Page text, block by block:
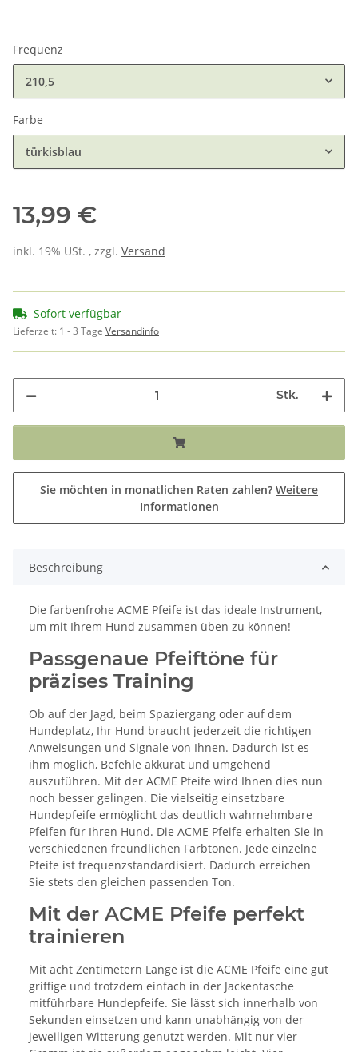
Frequenz
210,5
Farbe
türkisblau
13,99 €
inkl. 19% USt. , zzgl. Versand
Sofort verfügbar
Lieferzeit: 1 - 3 Tage Versandinfo
Stk.
Sie möchten in monatlichen Raten zahlen? Weitere
Informationen
Beschreibung
Die farbenfrohe ACME Pfeife ist das ideale Instrument,
um mit Ihrem Hund zusammen üben zu können!
Passgenaue Pfeiftöne für
präzises Training
Ob auf der Jagd, beim Spaziergang oder auf dem
Hundeplatz, Ihr Hund braucht jederzeit die richtigen
Anweisungen und Signale von Ihnen. Dadurch ist es
ihm möglich, Befehle akkurat und umgehend
auszuführen. Mit der ACME Pfeife wird Ihnen dies nun
noch besser gelingen. Die vielseitig einsetzbare
Hundepfeife ermöglicht das deutlich wahrnehmbare
Pfeifen für Ihren Hund. Die ACME Pfeife erhalten Sie in
verschiedenen freundlichen Farbtönen. Jede einzelne
Pfeife ist frequenzstandardisiert. Dadurch erreichen
Sie stets den gleichen passenden Ton.
Mit der ACME Pfeife perfekt
trainieren
Mit acht Zentimetern Länge ist die ACME Pfeife eine gut
griffige und trotzdem einfach in der Jackentasche
mitführbare Hundepfeife. Sie lässt sich innerhalb von
Sekunden einsetzen und kann unabhängig von der
jeweiligen Witterung genutzt werden. Mit nur vier